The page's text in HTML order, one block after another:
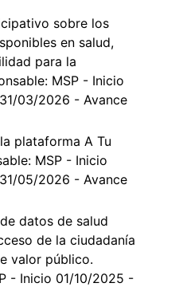
sobre los
en salud,
para la
MSP - Inicio
03/2026 - Avance
plataforma A Tu
MSP - Inicio
05/2026 - Avance
datos de salud
de la ciudadanía
valor público.
- Inicio 01/10/2025 -